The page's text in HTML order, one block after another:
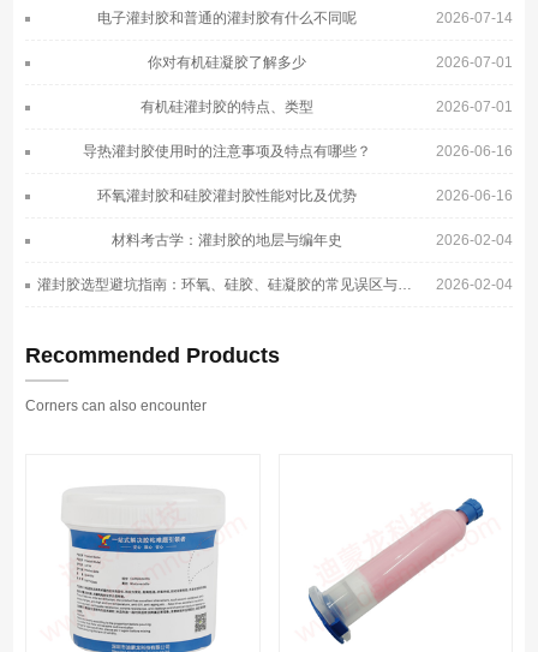
2026-07-14
电子灌封胶和普通的灌封胶有什么不同呢
2026-07-01
你对有机硅凝胶了解多少
2026-07-01
有机硅灌封胶的特点、类型
2026-06-16
导热灌封胶使用时的注意事项及特点有哪些？
2026-06-16
环氧灌封胶和硅胶灌封胶性能对比及优势
2026-02-04
材料考古学：灌封胶的地层与编年史
2026-02-04
Recommended Products
Corners can also encounter